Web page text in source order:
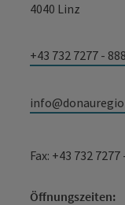
4040 Linz
+43 732 7277 - 888
Fax: +43 732 7277
Öffnungszeiten: